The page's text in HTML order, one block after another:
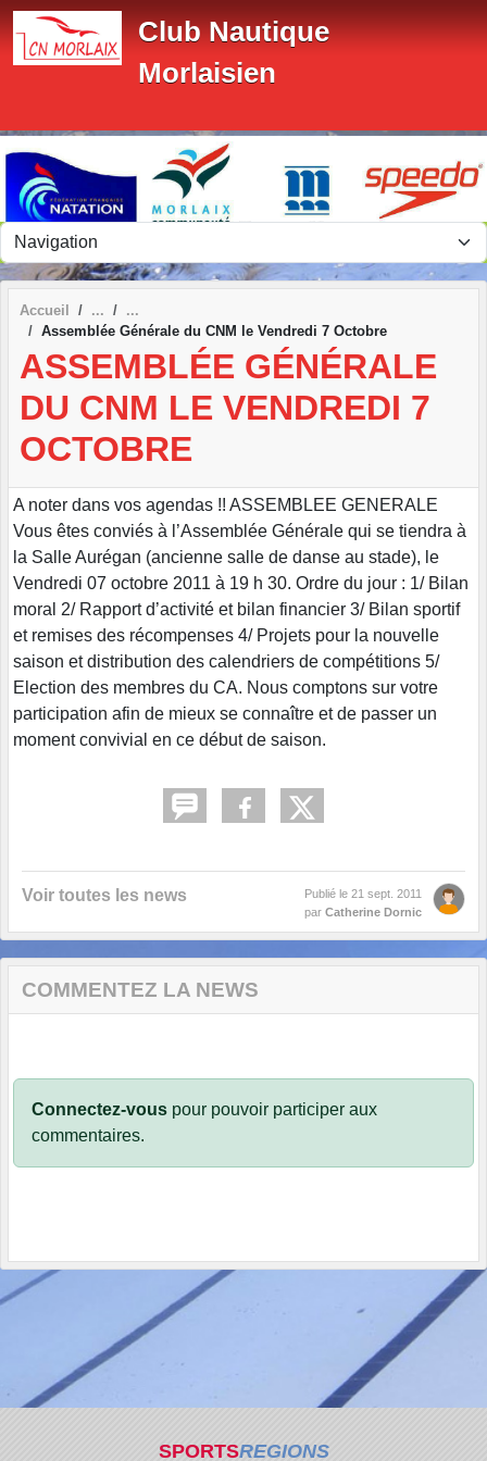
Club Nautique
Morlaisien
Accueil
Assemblée Générale du CNM le Vendredi 7 Octobre
ASSEMBLÉE GÉNÉRALE
DU CNM LE VENDREDI 7
OCTOBRE
A noter dans vos agendas !! ASSEMBLEE GENERALE
Vous êtes conviés à l’Assemblée Générale qui se tiendra à
la Salle Aurégan (ancienne salle de danse au stade), le
Vendredi 07 octobre 2011 à 19 h 30. Ordre du jour : 1/ Bilan
moral 2/ Rapport d’activité et bilan financier 3/ Bilan sportif
et remises des récompenses 4/ Projets pour la nouvelle
saison et distribution des calendriers de compétitions 5/
Election des membres du CA. Nous comptons sur votre
participation afin de mieux se connaître et de passer un
moment convivial en ce début de saison.
Voir toutes les news Publié le 21 sept. 2011
par Catherine Dornic
COMMENTEZ LA NEWS
Connectez-vous pour pouvoir participer aux
commentaires.
SPORTSREGIONS
Panneau de gestion des cookies